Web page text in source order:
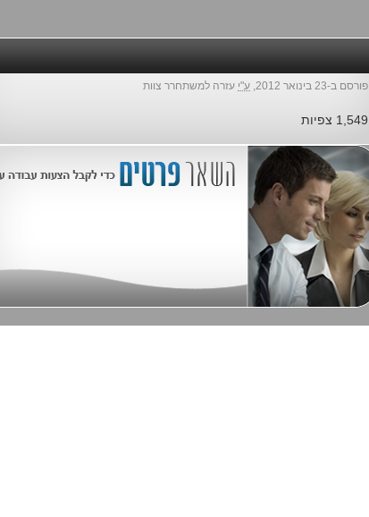
פורסם ב-23 בינואר 2012, ע"י עזרה למשתחרר צוות
1,549 צפיות